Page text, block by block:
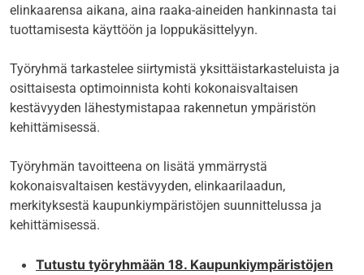
elinkaarensa aikana, aina raaka-aineiden hankinnasta tai
tuottamisesta käyttöön ja loppukäsittelyyn.
Työryhmä tarkastelee siirtymistä yksittäistarkasteluista ja
osittaisesta optimoinnista kohti kokonaisvaltaisen
kestävyyden lähestymistapaa rakennetun ympäristön
kehittämisessä.
Työryhmän tavoitteena on lisätä ymmärrystä
kokonaisvaltaisen kestävyyden, elinkaarilaadun,
merkityksestä kaupunkiympäristöjen suunnittelussa ja
kehittämisessä.
Tutustu työryhmään 18. Kaupunkiympäristöjen